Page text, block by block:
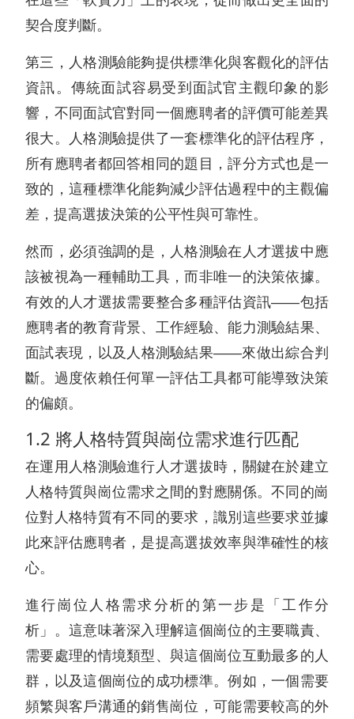
契合度判斷。
第三，人格測驗能夠提供標準化與客觀化的評估
資訊。傳統面試容易受到面試官主觀印象的影
響，不同面試官對同一個應聘者的評價可能差異
很大。人格測驗提供了一套標準化的評估程序，
所有應聘者都回答相同的題目，評分方式也是一
致的，這種標準化能夠減少評估過程中的主觀偏
差，提高選拔決策的公平性與可靠性。
然而，必須強調的是，人格測驗在人才選拔中應
該被視為一種輔助工具，而非唯一的決策依據。
有效的人才選拔需要整合多種評估資訊——包括
應聘者的教育背景、工作經驗、能力測驗結果、
面試表現，以及人格測驗結果——來做出綜合判
斷。過度依賴任何單一評估工具都可能導致決策
的偏頗。
1.2 將人格特質與崗位需求進行匹配
在運用人格測驗進行人才選拔時，關鍵在於建立
人格特質與崗位需求之間的對應關係。不同的崗
位對人格特質有不同的要求，識別這些要求並據
此來評估應聘者，是提高選拔效率與準確性的核
心。
進行崗位人格需求分析的第一步是「工作分
析」。這意味著深入理解這個崗位的主要職責、
需要處理的情境類型、與這個崗位互動最多的人
群，以及這個崗位的成功標準。例如，一個需要
頻繁與客戶溝通的銷售崗位，可能需要較高的外